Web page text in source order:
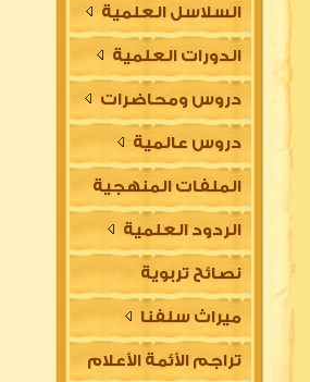
السلاسل العلمية
الدورات العلمية
دروس ومحاضرات
دروس عالمية
الملفات المنهجية
الردود العلمية
نصائح تربوية
ميراث سلفنا
تراجم الأئمة الأعلام